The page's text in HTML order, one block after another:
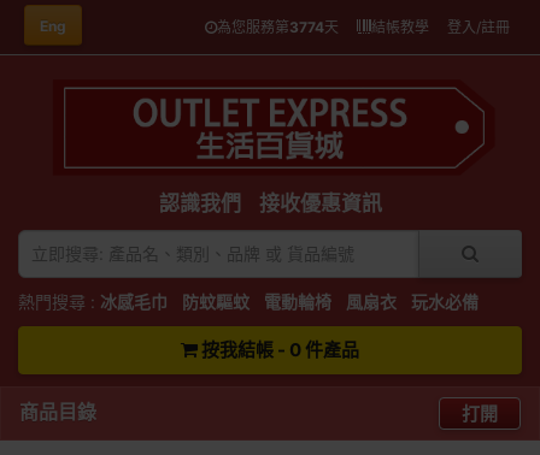
Eng 為您服務第3774天 結帳教學 登入/註冊
認識我們 接收優惠資訊
熱門搜尋 : 冰感毛巾 防蚊驅蚊 電動輪椅 風扇衣 玩水必備
按我結帳 - 0 件產品
商品目錄 打開